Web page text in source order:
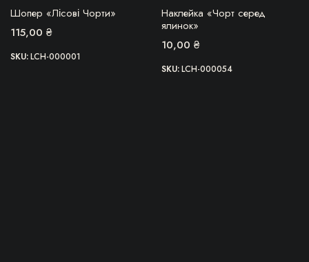
ЗАКІНЧИВСЯ!
Шопер «Лісові Чорти»
115,00 ₴
SKU:LCH-000001
БЕРУ!
Наклейка «Чорт серед
ялинок»
10,00 ₴
SKU:LCH-000054